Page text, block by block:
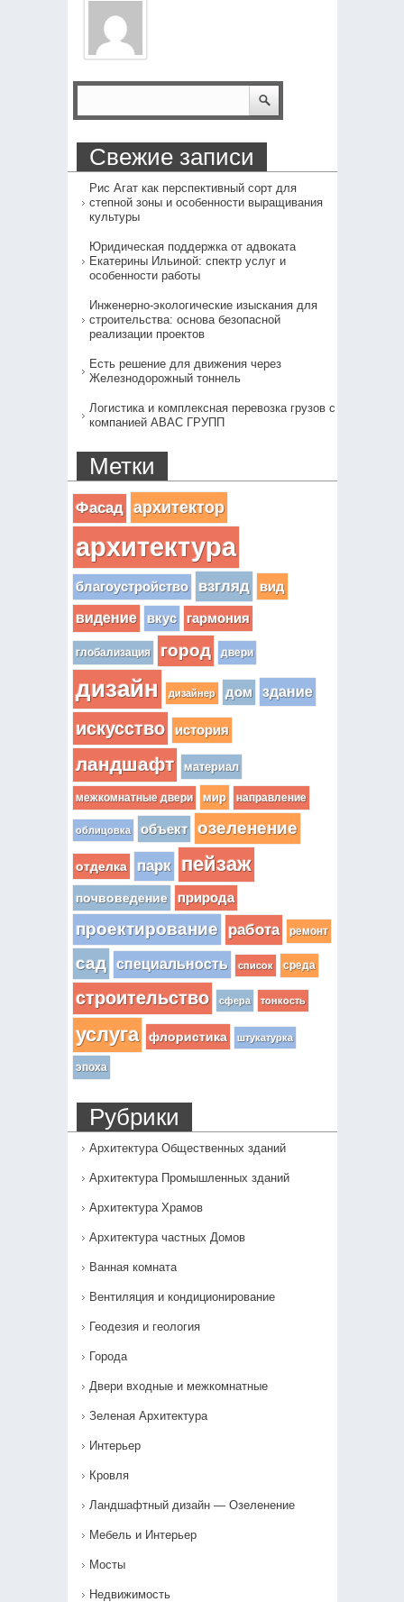
Свежие записи
Рис Агат как перспективный сорт для
степной зоны и особенности выращивания
культуры
Юридическая поддержка от адвоката
Екатерины Ильиной: спектр услуг и
особенности работы
Инженерно-экологические изыскания для
строительства: основа безопасной
реализации проектов
Есть решение для движения через
Железнодорожный тоннель
Логистика и комплексная перевозка грузов с
компанией АВАС ГРУПП
Метки
Фасад архитектор
архитектура
благоустройство взгляд вид
видение вкус гармония
глобализация город двери
дизайн дизайнер дом здание
искусство история
ландшафт материал
межкомнатные двери мир направление
облицовка объект озеленение
отделка парк пейзаж
почвоведение природа
проектирование работа ремонт
сад специальность список среда
строительство сфера тонкость
услуга флористика штукатурка
эпоха
Рубрики
Архитектура Общественных зданий
Архитектура Промышленных зданий
Архитектура Храмов
Архитектура частных Домов
Ванная комната
Вентиляция и кондиционирование
Геодезия и геология
Города
Двери входные и межкомнатные
Зеленая Архитектура
Интерьер
Кровля
Ландшафтный дизайн — Озеленение‎
Мебель и Интерьер
Мосты
Недвижимость